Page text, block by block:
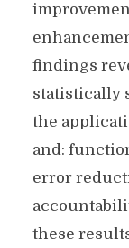
findings
statistically
the
and:
error
these